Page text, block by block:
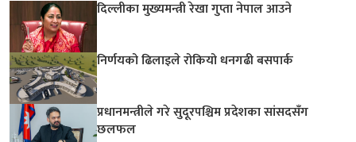
दिल्लीका मुख्यमन्त्री रेखा गुप्ता नेपाल आउने
निर्णयको ढिलाइले रोकियो धनगढी बसपार्क
प्रधानमन्त्रीले गरे सुदूरपश्चिम प्रदेशका सांसदसँग
छलफल